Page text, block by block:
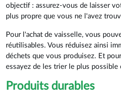
objectif : assurez-vous de laisser
plus propre que vous ne l'avez
Pour l'achat de vaisselle, vous
réutilisables. Vous réduisez ainsi
déchets que vous produisez. Et
essayez de les trier le plus
Produits durables